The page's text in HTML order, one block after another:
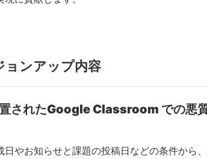
ョンアップ内容
されたGoogle Classroom での悪
やお知らせと課題の投稿日などの条件から